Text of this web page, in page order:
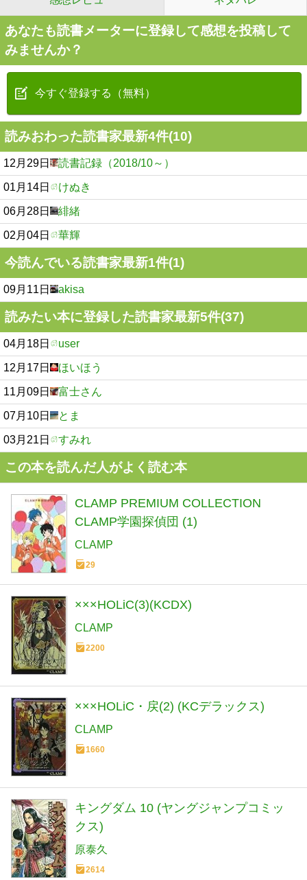
あなたも読書メーターに登録して感想を投稿して
みませんか？
今すぐ登録する（無料）
読みおわった読書家最新4件(10)
12月29日 読書記録（2018/10～）
01月14日 けぬき
06月28日 緋緒
02月04日 華輝
今読んでいる読書家最新1件(1)
09月11日 akisa
読みたい本に登録した読書家最新5件(37)
04月18日 user
12月17日 ほいほう
11月09日 富士さん
07月10日 とま
03月21日 すみれ
この本を読んだ人がよく読む本
CLAMP PREMIUM COLLECTION
CLAMP学園探偵団 (1)
CLAMP
29
×××HOLiC(3)(KCDX)
CLAMP
2200
×××HOLiC・戻(2) (KCデラックス)
CLAMP
1660
キングダム 10 (ヤングジャンプコミッ
クス)
原泰久
2614